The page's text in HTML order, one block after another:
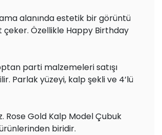
alanında estetik bir görüntü
Özellikle Happy Birthday
parti malzemeleri satışı
Parlak yüzeyi, kalp şekli ve 4’lü
Gold Kalp Model Çubuk
biridir.